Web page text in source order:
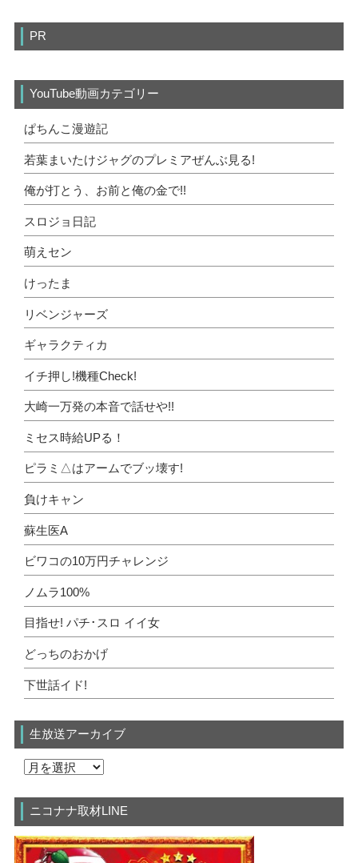
PR
YouTube動画カテゴリー
ぱちんこ漫遊記
若葉まいたけジャグのプレミアぜんぶ見る!
俺が打とう、お前と俺の金で!!
スロジョ日記
萌えセン
けったま
リベンジャーズ
ギャラクティカ
イチ押し!機種Check!
大崎一万発の本音で話せや!!
ミセス時給UPる！
ピラミ△はアームでブッ壊す!
負けキャン
蘇生医A
ビワコの10万円チャレンジ
ノムラ100%
目指せ! パチ･スロ イイ女
どっちのおかげ
下世話イド!
生放送アーカイブ
ニコナナ取材LINE